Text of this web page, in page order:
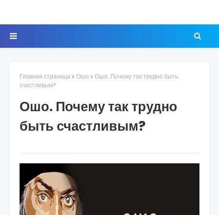
Главная страница Ошо
Ошо. Почему так трудно быть
счастливым?
Ошо. Почему так трудно
быть счастливым?